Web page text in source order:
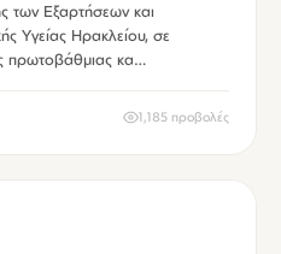
Εξαρτήσεων και
Υγείας Ηρακλείου, σε
πρωτοβάθμιας κα…
1,185 προβολές